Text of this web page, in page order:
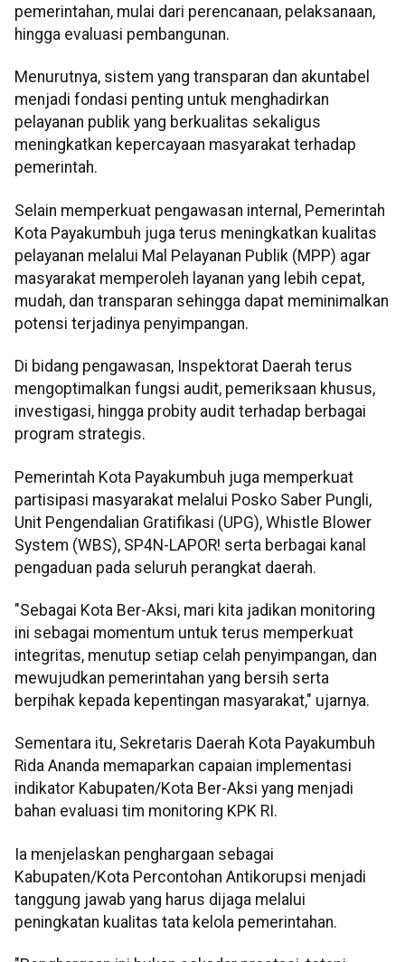
pemerintahan, mulai dari perencanaan, pelaksanaan,
hingga evaluasi pembangunan.
Menurutnya, sistem yang transparan dan akuntabel
menjadi fondasi penting untuk menghadirkan
pelayanan publik yang berkualitas sekaligus
meningkatkan kepercayaan masyarakat terhadap
pemerintah.
Selain memperkuat pengawasan internal, Pemerintah
Kota Payakumbuh juga terus meningkatkan kualitas
pelayanan melalui Mal Pelayanan Publik (MPP) agar
masyarakat memperoleh layanan yang lebih cepat,
mudah, dan transparan sehingga dapat meminimalkan
potensi terjadinya penyimpangan.
Di bidang pengawasan, Inspektorat Daerah terus
mengoptimalkan fungsi audit, pemeriksaan khusus,
investigasi, hingga probity audit terhadap berbagai
program strategis.
Pemerintah Kota Payakumbuh juga memperkuat
partisipasi masyarakat melalui Posko Saber Pungli,
Unit Pengendalian Gratifikasi (UPG), Whistle Blower
System (WBS), SP4N-LAPOR! serta berbagai kanal
pengaduan pada seluruh perangkat daerah.
"Sebagai Kota Ber-Aksi, mari kita jadikan monitoring
ini sebagai momentum untuk terus memperkuat
integritas, menutup setiap celah penyimpangan, dan
mewujudkan pemerintahan yang bersih serta
berpihak kepada kepentingan masyarakat," ujarnya.
Sementara itu, Sekretaris Daerah Kota Payakumbuh
Rida Ananda memaparkan capaian implementasi
indikator Kabupaten/Kota Ber-Aksi yang menjadi
bahan evaluasi tim monitoring KPK RI.
Ia menjelaskan penghargaan sebagai
Kabupaten/Kota Percontohan Antikorupsi menjadi
tanggung jawab yang harus dijaga melalui
peningkatan kualitas tata kelola pemerintahan.